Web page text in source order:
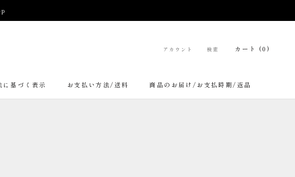
に基づく表示
お支払い方法/送料
商品のお届け/お支払時期/返品
アカウント 検索 カート (0 )